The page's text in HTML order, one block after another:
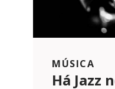
MÚSICA
Há Jazz